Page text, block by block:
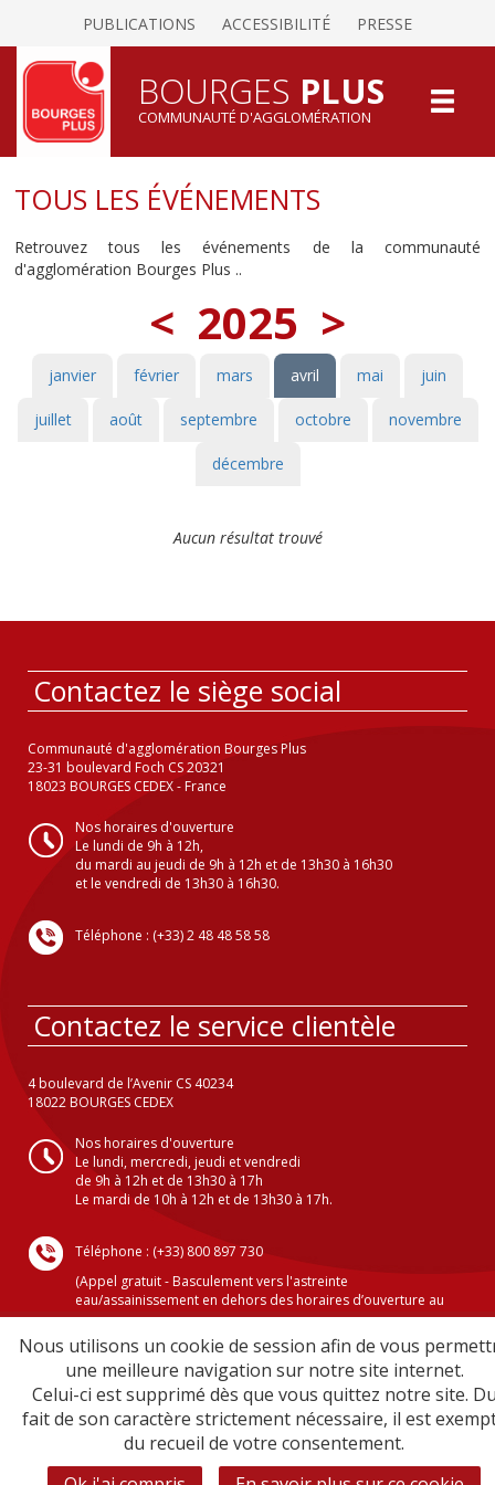
PUBLICATIONS ACCESSIBILITÉ PRESSE
BOURGES PLUS
COMMUNAUTÉ D'AGGLOMÉRATION
TOUS LES ÉVÉNEMENTS
Retrouvez tous les événements de la communauté
d'agglomération Bourges Plus ..
< 2025 >
janvier février mars avril mai juin
juillet août septembre octobre novembre
décembre
Aucun résultat trouvé
Contactez le siège social
Communauté d'agglomération Bourges Plus
23-31 boulevard Foch CS 20321
18023 BOURGES CEDEX - France
Nos horaires d'ouverture
Le lundi de 9h à 12h,
du mardi au jeudi de 9h à 12h et de 13h30 à 16h30
et le vendredi de 13h30 à 16h30.
Téléphone : (+33) 2 48 48 58 58
Contactez le service clientèle
4 boulevard de l’Avenir CS 40234
18022 BOURGES CEDEX
Nos horaires d'ouverture
Le lundi, mercredi, jeudi et vendredi
de 9h à 12h et de 13h30 à 17h
Le mardi de 10h à 12h et de 13h30 à 17h.
Téléphone : (+33) 800 897 730
(Appel gratuit - Basculement vers l'astreinte
eau/assainissement en dehors des horaires d’ouverture au
public )
Crédits
Mentions légales
Plan du site
Sécurité informatique
Nous utilisons un cookie de session afin de vous
une meilleure navigation sur notre site internet.
Celui-ci est supprimé dès que vous quittez notre site.
fait de son caractère strictement nécessaire, il est
du recueil de votre consentement.